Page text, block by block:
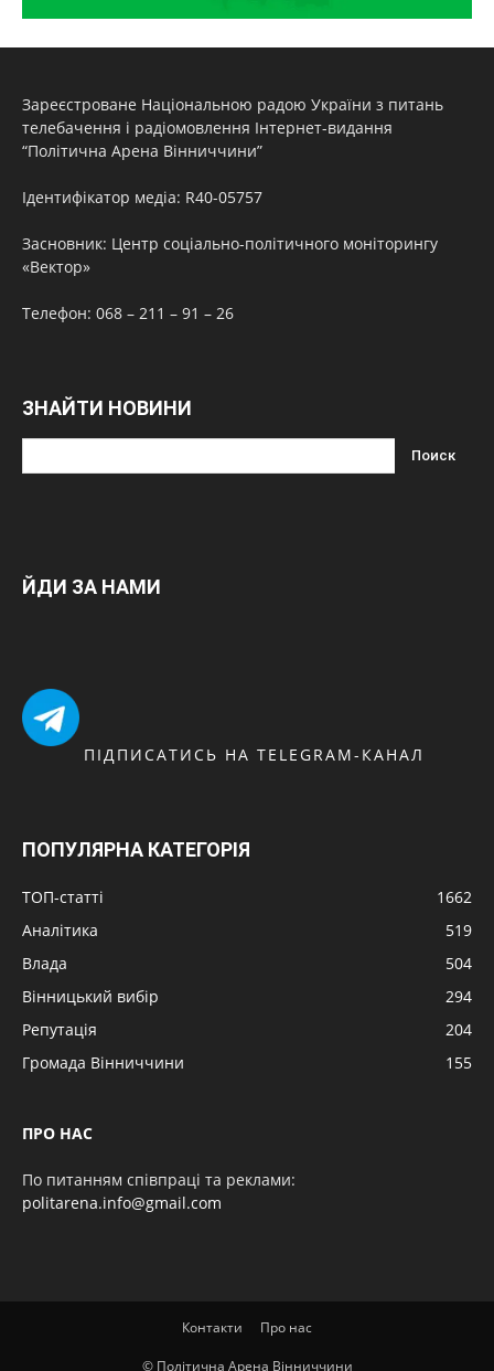
Зареєстроване Національною радою України з питань
телебачення і радіомовлення Інтернет-видання
“Політична Арена Вінниччини”
Ідентифікатор медіа: R40-05757
Засновник: Центр соціально-політичного моніторингу
«Вектор»
Телефон: 068 – 211 – 91 – 26
ЗНАЙТИ НОВИНИ
ЙДИ ЗА НАМИ
ПІДПИСАТИСЬ НА TELEGRAM-КАНАЛ
ПОПУЛЯРНА КАТЕГОРІЯ
ТОП-статті
1662
Аналітика
519
Влада
504
Вінницький вибір
294
Репутація
204
Громада Вінниччини
155
ПРО НАС
По питанням співпраці та реклами:
politarena.info@gmail.com
Контакти Про нас
© Політична Арена Вінниччини